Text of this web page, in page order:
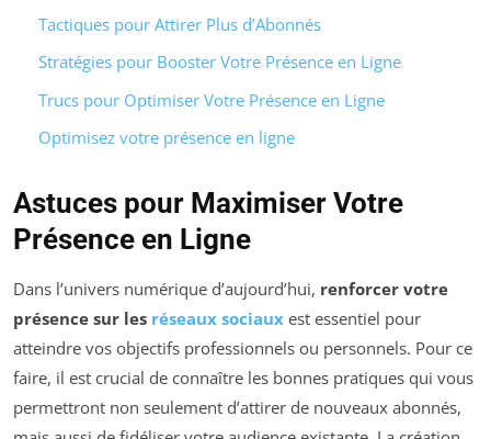
Tactiques pour Attirer Plus d’Abonnés
Stratégies pour Booster Votre Présence en Ligne
Trucs pour Optimiser Votre Présence en Ligne
Optimisez votre présence en ligne
Astuces pour Maximiser Votre
Présence en Ligne
Dans l’univers numérique d’aujourd’hui, renforcer votre
présence sur les réseaux sociaux est essentiel pour
atteindre vos objectifs professionnels ou personnels. Pour ce
faire, il est crucial de connaître les bonnes pratiques qui vous
permettront non seulement d’attirer de nouveaux abonnés,